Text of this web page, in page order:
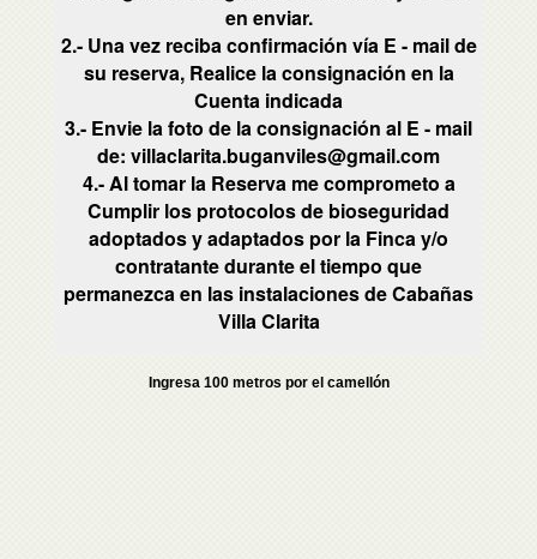
en enviar.
2.- Una vez reciba confirmación vía E - mail de
su reserva, Realice la consignación en la
Cuenta indicada
3.- Envie la foto de la consignación al E - mail
de: villaclarita.buganviles@gmail.com
4.- Al tomar la Reserva me comprometo a
Cumplir los protocolos de bioseguridad
adoptados y adaptados por la Finca y/o
contratante durante el tiempo que
permanezca en las instalaciones de Cabañas
Villa Clarita
Ingresa 100 metros por el camellón